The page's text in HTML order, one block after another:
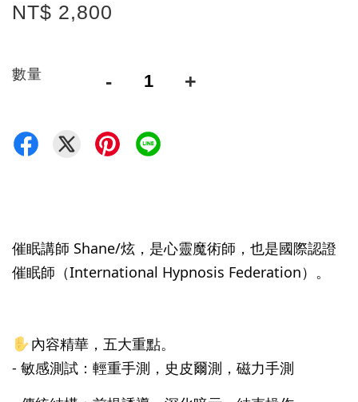
NT$ 2,800
數量 - +
催眠講師 Shane/炫，是心靈魔術師，也是國際認證
催眠師（International Hypnosis Federation）。
內容精華，五大重點。
- 敏感測試：輕重手測，史皮爾測，磁力手測